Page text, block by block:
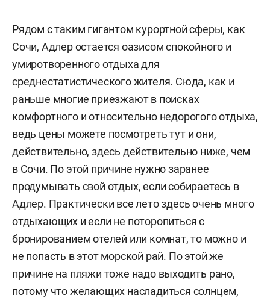
Рядом с таким гигантом курортной сферы, как
Сочи, Адлер остается оазисом спокойного и
умиротворенного отдыха для
среднестатистического жителя. Сюда, как и
раньше многие приезжают в поисках
комфортного и относительно недорогого отдыха,
ведь цены можете посмотреть тут и они,
действительно, здесь действительно ниже, чем
в Сочи. По этой причине нужно заранее
продумывать свой отдых, если собираетесь в
Адлер. Практически все лето здесь очень много
отдыхающих и если не поторопиться с
бронированием отелей или комнат, то можно и
не попасть в этот морской рай. По этой же
причине на пляжи тоже надо выходить рано,
потому что желающих насладиться солнцем,